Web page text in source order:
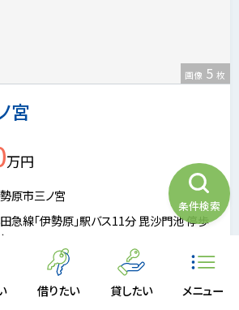
借りたい 貸したい メニュー
宮
画像 5 枚
万円
原市三ノ宮
急線「伊勢原」駅バス11分 毘沙門池 停歩
坪数
約48.2坪
容積率 100%
条件検索